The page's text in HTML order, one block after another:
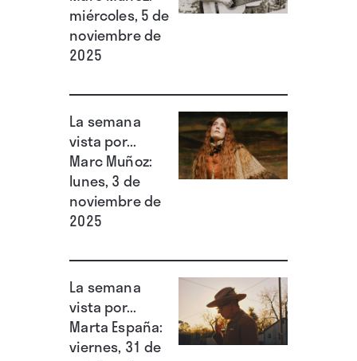
“Burial Ground” llega con el anuncio de una
“A Peaceable Kingdom”, que iniciarán el 30 de
abril en Kingston (Nueva York). ∎
miércoles, 5 de
noviembre de
2025
La semana
vista por...
Marc Muñoz:
lunes, 3 de
noviembre de
2025
La semana
vista por...
Marta España:
viernes, 31 de